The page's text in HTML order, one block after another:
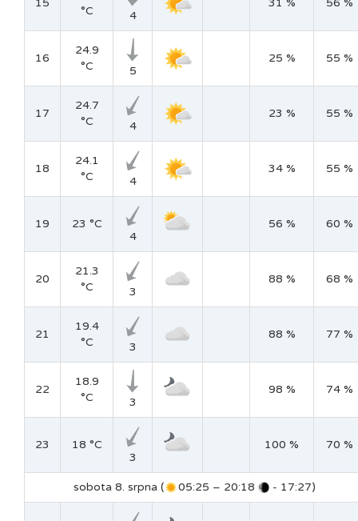
°C
4
16
24.9
°C
5
25 % 55 %
17
24.7
°C
4
23 % 55 %
18
24.1
°C
4
34 % 55 %
19
23 °C
4
56 % 60 %
20
21.3
°C
3
88 % 68 %
21
19.4
°C
3
88 % 77 %
22
18.9
°C
3
98 % 74 %
23
18 °C
3
100 % 70 %
sobota 8. srpna ( 05:25 – 20:18 - 17:27)